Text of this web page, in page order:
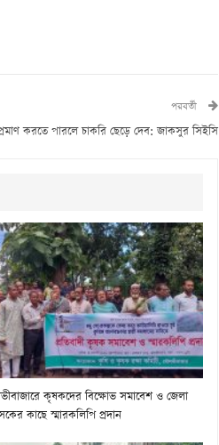
পরবর্তী
করতে পারলে চাকরি ছেড়ে দেব: জাকসুর সিইসি
কৃষকদের বিক্ষোভ সমাবেশ ও জেলা
কাছে স্মারকলিপি প্রদান